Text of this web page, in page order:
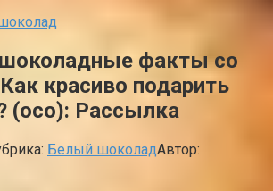
факты со
красиво подарить
(oco): Рассылка
Белый шоколадАвтор: